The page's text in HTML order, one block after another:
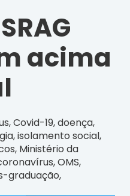
acima
,Covid-19,doença,
,isolamento social,
, Ministério da
,OMS,
graduação,